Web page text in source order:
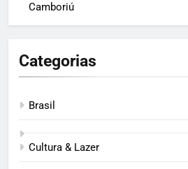
Camboriú
Categorias
Brasil
Cultura & Lazer